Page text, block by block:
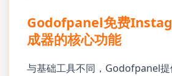
Godofpanel免费
成器的核心功能
与基础工具不同，Godofpanel